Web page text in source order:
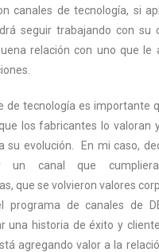
canales de tecnología, si
seguir trabajando con su
relación con uno que le
de tecnología es importante
los fabricantes lo valoran
su evolución. En mi caso,
un canal que
que se volvieron valores
programa de canales de
una historia de éxito y
agregando valor a la